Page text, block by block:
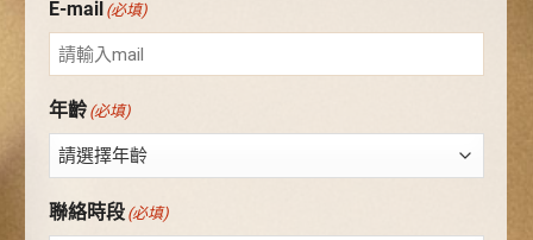
E-mail (必填)
年齡 (必填)
聯絡時段 (必填)